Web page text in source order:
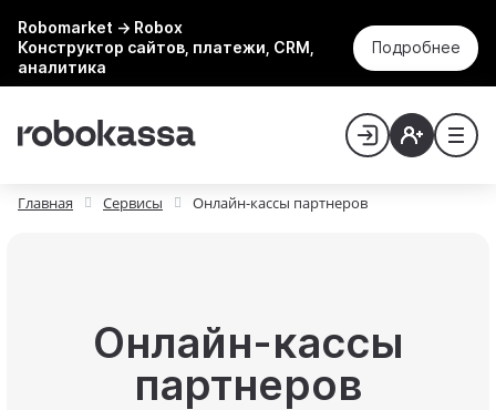
Robomarket → Robox
Конструктор сайтов, платежи, CRM,
аналитика
Подробнее
Главная Сервисы Онлайн-кассы партнеров
Онлайн-кассы
партнеров